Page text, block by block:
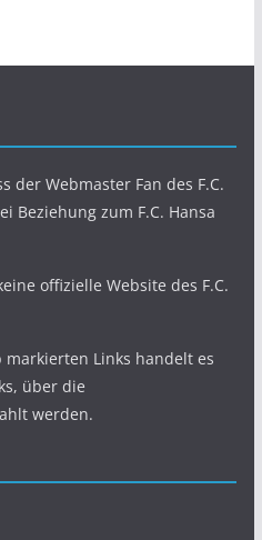
der Webmaster Fan des F.C.
Beziehung zum F.C. Hansa
offizielle Website des F.C.
Links handelt es
über die
werden.